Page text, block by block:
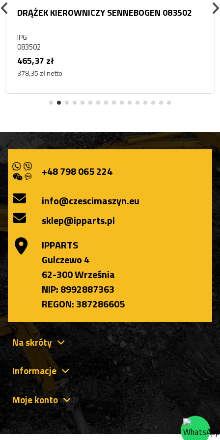
DRĄŻEK KIEROWNICZY SENNEBOGEN 083502
IPG
083502
465,37 zł
378,35 zł netto
+48 798 065 224
info@czescimaszyn.eu
sklep@ipparts.pl
IPPARTS
Gulczewo 4
62-300 Września
NIP: 8992887363
REGON: 387286605
Na skróty
Informacje
Moje konto